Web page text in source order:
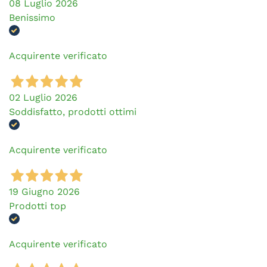
08 Luglio 2026
Benissimo
Acquirente verificato
02 Luglio 2026
Soddisfatto, prodotti ottimi
Acquirente verificato
19 Giugno 2026
Prodotti top
Acquirente verificato